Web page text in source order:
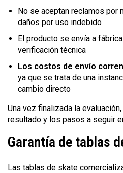
No se aceptan reclamos por
daños por uso indebido
El producto se envía a
verificación técnica
Los costos de envío
ya que se trata de una
cambio directo
Una vez finalizada la
resultado y los pasos a seguir
Garantía de tablas
Las tablas de skate